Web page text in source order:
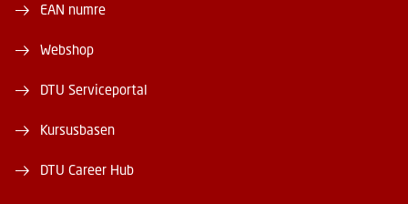
EAN numre
Webshop
DTU Serviceportal
Kursusbasen
DTU Career Hub